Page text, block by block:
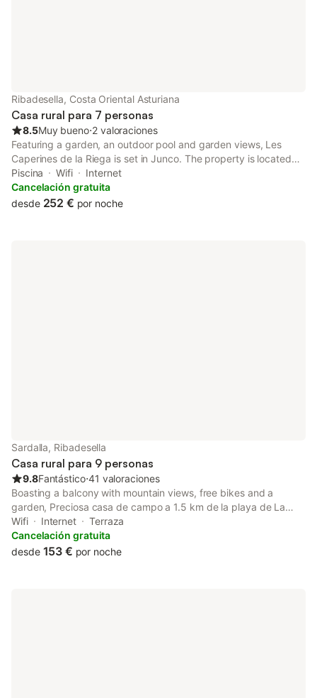
Ribadesella, Costa Oriental Asturiana
Casa rural para 7 personas
8.5Muy bueno⋅2 valoraciones
Featuring a garden, an outdoor pool and garden views, Les
Caperines de la Riega is set in Junco. The property is located
500 metres from Playa de la Atalaya, 1.3 km from La Cueva de
Tito Bustillo and 7.9 km from Bufones de Pria.
Piscina Wifi
Internet
Cancelación gratuita
desde 252 € por noche
Sardalla, Ribadesella
Casa rural para 9 personas
9.8Fantástico⋅41 valoraciones
Boasting a balcony with mountain views, free bikes and a
garden, Preciosa casa de campo a 1.5 km de la playa de La
Marina can be found in Ribadesella, close to La Cueva de Tito
Bustillo and 2.4 km from Playa de Santa Marina.
Wifi Internet
Terraza
Cancelación gratuita
desde 153 € por noche